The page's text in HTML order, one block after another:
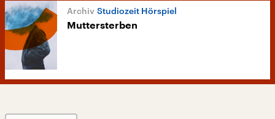
Studiozeit Hörspiel
Muttersterben